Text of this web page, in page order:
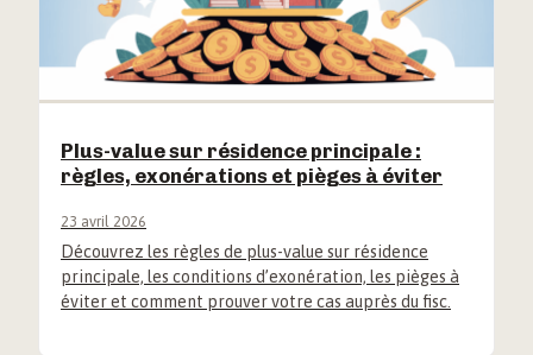
Plus-value sur résidence principale :
règles, exonérations et pièges à éviter
23 avril 2026
Découvrez les règles de plus-value sur résidence
principale, les conditions d’exonération, les pièges à
éviter et comment prouver votre cas auprès du fisc.